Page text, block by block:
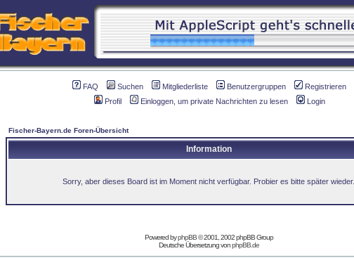
FAQ Suchen Mitgliederliste Benutzergruppen
Registrieren
Profil
Einloggen, um private Nachrichten zu lesen Login
Fischer-Bayern.de Foren-Übersicht
Information
Sorry, aber dieses Board ist im Moment nicht verfügbar. Probier es bitte später wieder.
Powered byphpBB© 2001, 2002 phpBB Group
Deutsche Übersetzung vonphpBB.de